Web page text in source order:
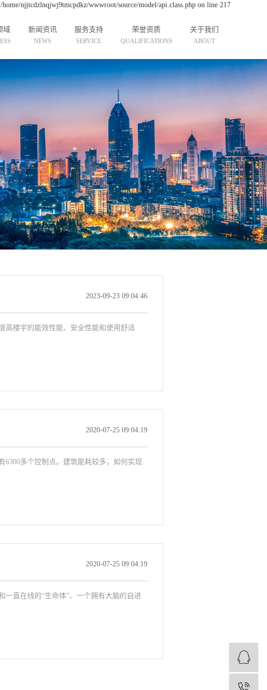
njjtcdzlnqjwj9tmcpdkz/wwwroot/source/model/api.class.php on line 217
域 新闻资讯
NEWS
服务支持
SERVICE
荣誉资质
QUALIFICATIONS
关于我们
ABOUT
2023-09-23 09:04:46
高楼宇的能效性能、安全性能和使用舒适
2020-07-25 09:04:19
6300多个控制点。建筑能耗较多，如何实现
2020-07-25 09:04:19
直在线的“生命体”、一个拥有大脑的自进